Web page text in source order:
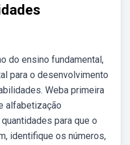
do ensino fundamental,
para o desenvolvimento
Weba primeira
alfabetização
para que o
identifique os números,